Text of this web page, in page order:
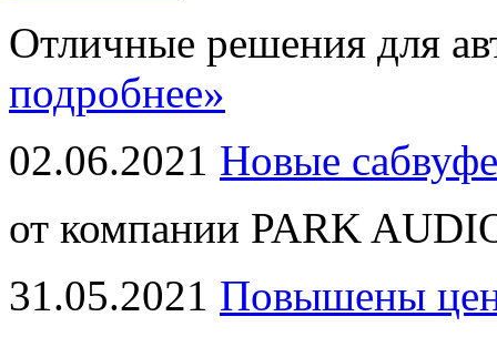
Отличные решения для
подробнее»
02.06.2021 Новые
от компании PARK
31.05.2021 Повышены